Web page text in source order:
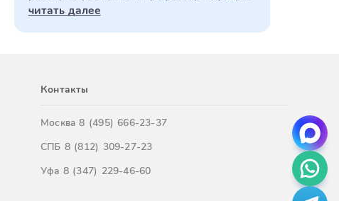
читать далее
Контакты
Москва8 (495) 666-23-37
СПБ 8 (812) 309-27-23
Уфа 8 (347) 229-46-60